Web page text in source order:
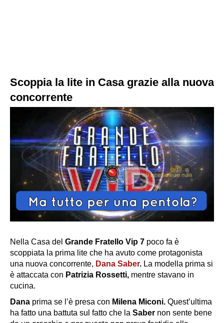
Scoppia la lite in Casa grazie alla nuova
concorrente
Nella Casa del Grande Fratello Vip 7 poco fa è
scoppiata la prima lite che ha avuto come protagonista
una nuova concorrente, Dana Saber. La modella prima si
è attaccata con Patrizia Rossetti, mentre stavano in
cucina.
Dana prima se l’è presa con Milena Miconi. Quest’ultima
ha fatto una battuta sul fatto che la Saber non sente bene